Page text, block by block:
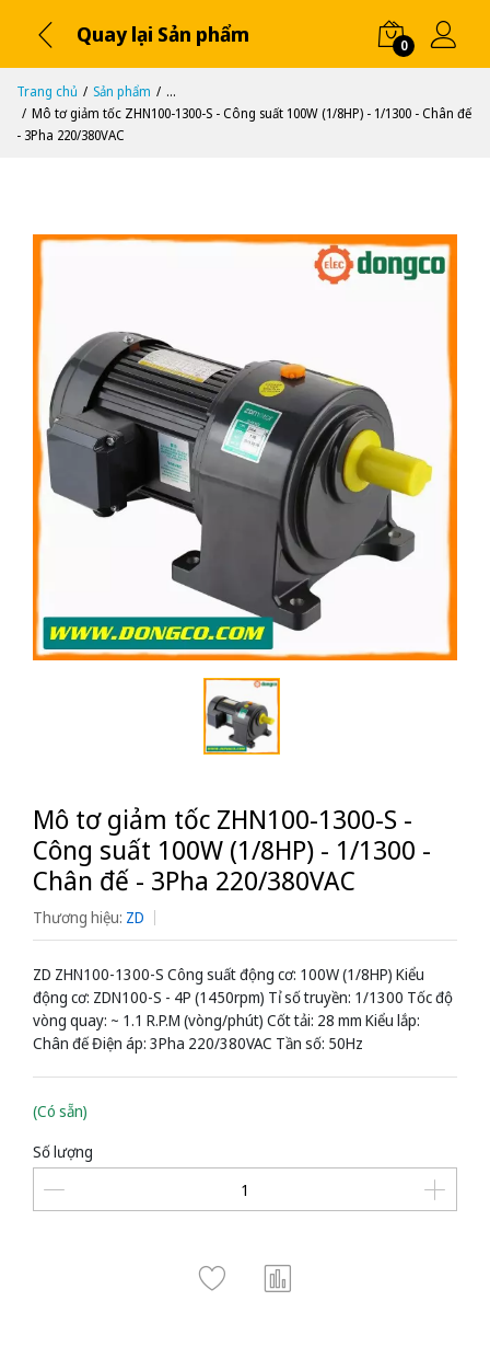
Quay lại Sản phẩm 0
Trang chủ Sản phẩm
...
Mô tơ giảm tốc ZHN100-1300-S - Công suất 100W (1/8HP) - 1/1300 - Chân đế
- 3Pha 220/380VAC
Mô tơ giảm tốc ZHN100-1300-S -
Công suất 100W (1/8HP) - 1/1300 -
Chân đế - 3Pha 220/380VAC
Thương hiệu: ZD
ZD ZHN100-1300-S Công suất động cơ: 100W (1/8HP) Kiểu
động cơ: ZDN100-S - 4P (1450rpm) Tỉ số truyền: 1/1300 Tốc độ
vòng quay: ~ 1.1 R.P.M (vòng/phút) Cốt tải: 28 mm Kiểu lắp:
Chân đế Điện áp: 3Pha 220/380VAC Tần số: 50Hz
(Có sẵn)
Số lượng